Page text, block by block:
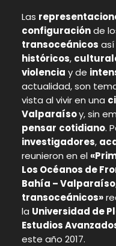
Las
configuraciónde
transoceánicos
históricos,
violencia y de
actualidad, son
vista al vivir en una
Valparaísoy, sin
pensar cotidiano.
investigadores,
reunieron en el
Los Océanos de
Bahía –
transoceánicos»
la Universidad de
Estudios
este año 2017.